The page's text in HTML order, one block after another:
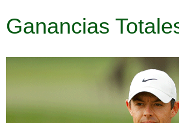
Ganancias